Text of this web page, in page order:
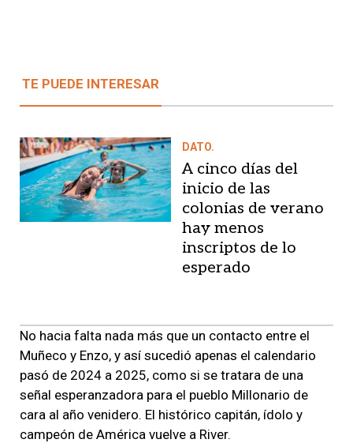
TE PUEDE INTERESAR
DATO.
A cinco días del
inicio de las
colonias de verano
hay menos
inscriptos de lo
esperado
No hacia falta nada más que un contacto entre el
Muñeco y Enzo, y así sucedió apenas el calendario
pasó de 2024 a 2025, como si se tratara de una
señal esperanzadora para el pueblo Millonario de
cara al año venidero. El histórico capitán, ídolo y
campeón de América vuelve a River.